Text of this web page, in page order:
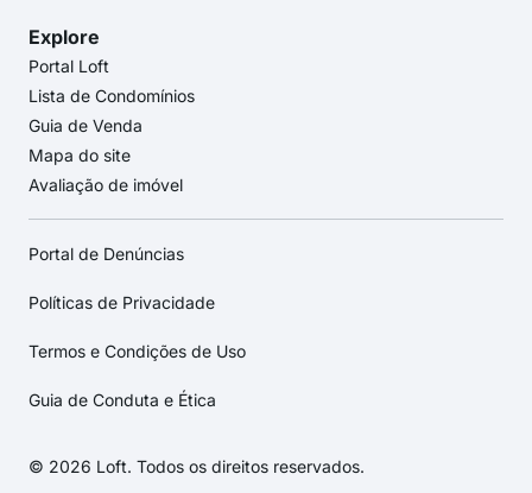
Explore
Portal Loft
Lista de Condomínios
Guia de Venda
Mapa do site
Avaliação de imóvel
Portal de Denúncias
Políticas de Privacidade
Termos e Condições de Uso
Guia de Conduta e Ética
© 2026 Loft. Todos os direitos reservados.